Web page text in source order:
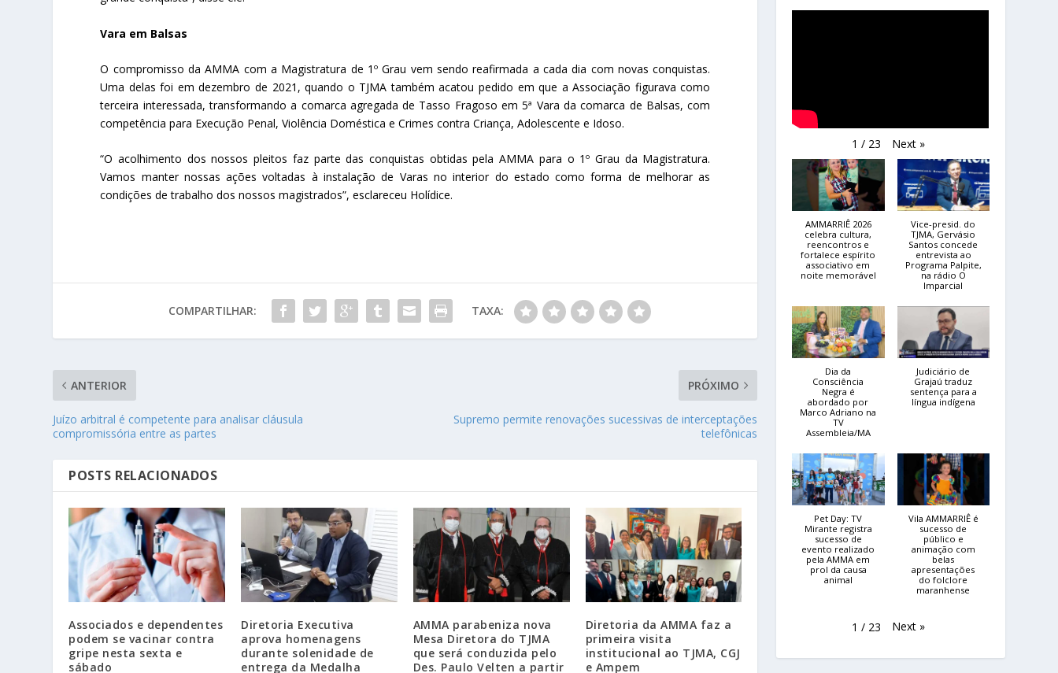
Vara em Balsas
O compromisso da AMMA com a Magistratura de 1º Grau vem sendo reafirmada a cada dia com novas conquistas.
Uma delas foi em dezembro de 2021, quando o TJMA também acatou pedido em que a Associação figurava como
terceira interessada, transformando a comarca agregada de Tasso Fragoso em 5ª Vara da comarca de Balsas, com
competência para Execução Penal, Violência Doméstica e Crimes contra Criança, Adolescente e Idoso.
“O acolhimento dos nossos pleitos faz parte das conquistas obtidas pela AMMA para o 1º Grau da Magistratura.
Vamos manter nossas ações voltadas à instalação de Varas no interior do estado como forma de melhorar as
condições de trabalho dos nossos magistrados”, esclareceu Holídice.
COMPARTILHAR: TAXA:
ANTERIOR
Juízo arbitral é competente para analisar cláusula
compromissória entre as partes
PRÓXIMO
Supremo permite renovações sucessivas de interceptações
telefônicas
POSTS RELACIONADOS
Associados e dependentes
podem se vacinar contra
gripe nesta sexta e
sábado
Diretoria Executiva
aprova homenagens
durante solenidade de
entrega da Medalha
AMMA parabeniza nova
Mesa Diretora do TJMA
que será conduzida pelo
Des. Paulo Velten a partir
Diretoria da AMMA faz a
primeira visita
institucional ao TJMA, CGJ
e Ampem
1 / 23 Next »
AMMARRIÊ 2026
celebra cultura,
reencontros e
fortalece espírito
associativo em
noite memorável
Vice-presid. do
TJMA, Gervásio
Santos concede
entrevista ao
Programa Palpite,
na rádio O
Imparcial
Dia da
Consciência
Negra é
abordado por
Marco Adriano na
TV
Assembleia/MA
Judiciário de
Grajaú traduz
sentença para a
língua indígena
Pet Day: TV
Mirante registra
sucesso de
evento realizado
pela AMMA em
prol da causa
animal
Vila AMMARRIÊ é
sucesso de
público e
animação com
belas
apresentações
do folclore
maranhense
1 / 23 Next »